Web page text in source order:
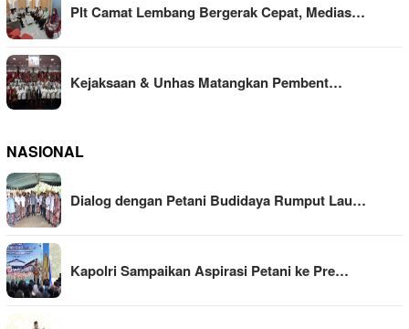
Plt Camat Lembang Bergerak Cepat, Medias…
Kejaksaan & Unhas Matangkan Pembent…
NASIONAL
Dialog dengan Petani Budidaya Rumput Lau…
Kapolri Sampaikan Aspirasi Petani ke Pre…